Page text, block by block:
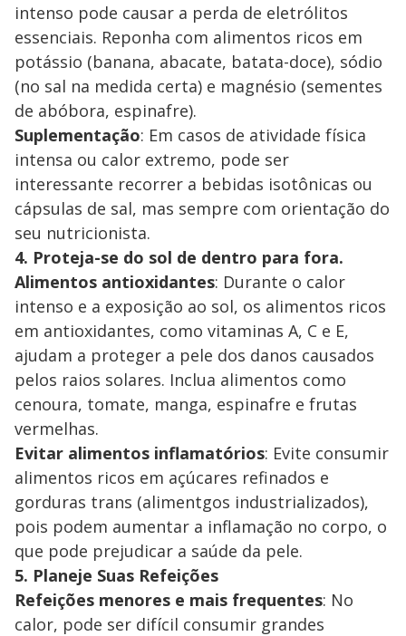
intenso pode causar a perda de eletrólitos
essenciais. Reponha com alimentos ricos em
potássio (banana, abacate, batata-doce), sódio
(no sal na medida certa) e magnésio (sementes
de abóbora, espinafre).
Suplementação: Em casos de atividade física
intensa ou calor extremo, pode ser
interessante recorrer a bebidas isotônicas ou
cápsulas de sal, mas sempre com orientação do
seu nutricionista.
4. Proteja-se do sol de dentro para fora.
Alimentos antioxidantes: Durante o calor
intenso e a exposição ao sol, os alimentos ricos
em antioxidantes, como vitaminas A, C e E,
ajudam a proteger a pele dos danos causados
pelos raios solares. Inclua alimentos como
cenoura, tomate, manga, espinafre e frutas
vermelhas.
Evitar alimentos inflamatórios: Evite consumir
alimentos ricos em açúcares refinados e
gorduras trans (alimentgos industrializados),
pois podem aumentar a inflamação no corpo, o
que pode prejudicar a saúde da pele.
5. Planeje Suas Refeições
Refeições menores e mais frequentes: No
calor, pode ser difícil consumir grandes